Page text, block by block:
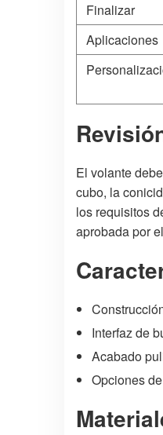
Finalizar
Aplicaciones
El volante
cubo, la
los requisitos
aprobada por
Interfaz de
Acabado
Opciones